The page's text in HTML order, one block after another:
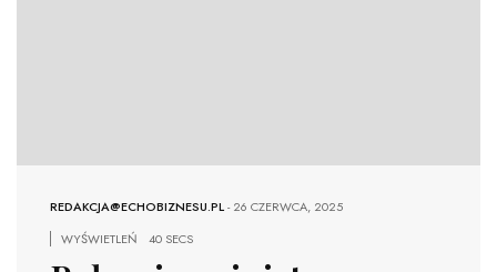
REDAKCJA@ECHOBIZNESU.PL-26 CZERWCA, 2025
WYŚWIETLEŃ
40 SECS